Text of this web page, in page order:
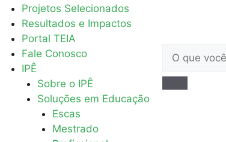
Projetos Selecionados
Resultados e Impactos
Portal TEIA
Fale Conosco
IPÊ
Sobre o IPÊ
Soluções em Educação
Escas
Mestrado